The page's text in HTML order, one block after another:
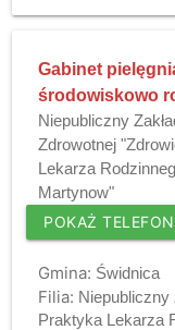
Gabinet
środowiskowo
Niepubliczny
Zdrowotnej
Lekarza
Martynow"
POKAŻ TELEFON
Gmina: Świdnica
Filia: Niepubliczny
Praktyka Lekarza